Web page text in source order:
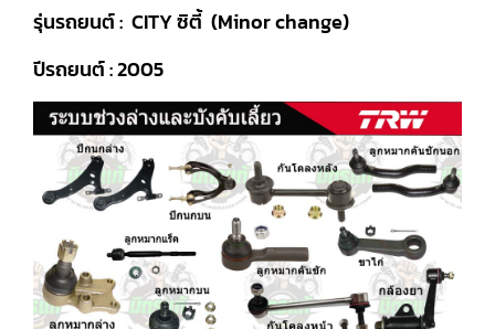
รุ่นรถยนต์ : CITY ซิตี้ (Minor change)
ปีรถยนต์ : 2005